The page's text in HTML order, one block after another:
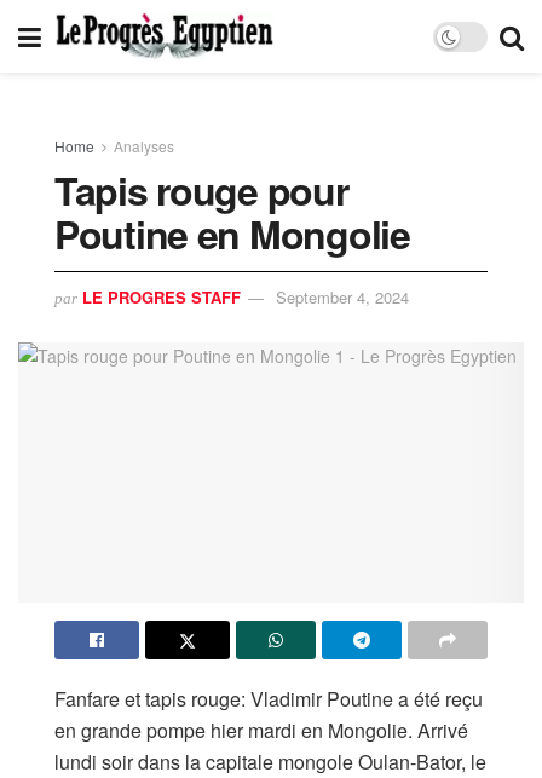
Home Analyses
Tapis rouge pour
Poutine en Mongolie
par LE PROGRES STAFF September 4, 2024
Fanfare et tapis rouge: Vladimir Poutine a été reçu
en grande pompe hier mardi en Mongolie. Arrivé
lundi soir dans la capitale mongole Oulan-Bator, le